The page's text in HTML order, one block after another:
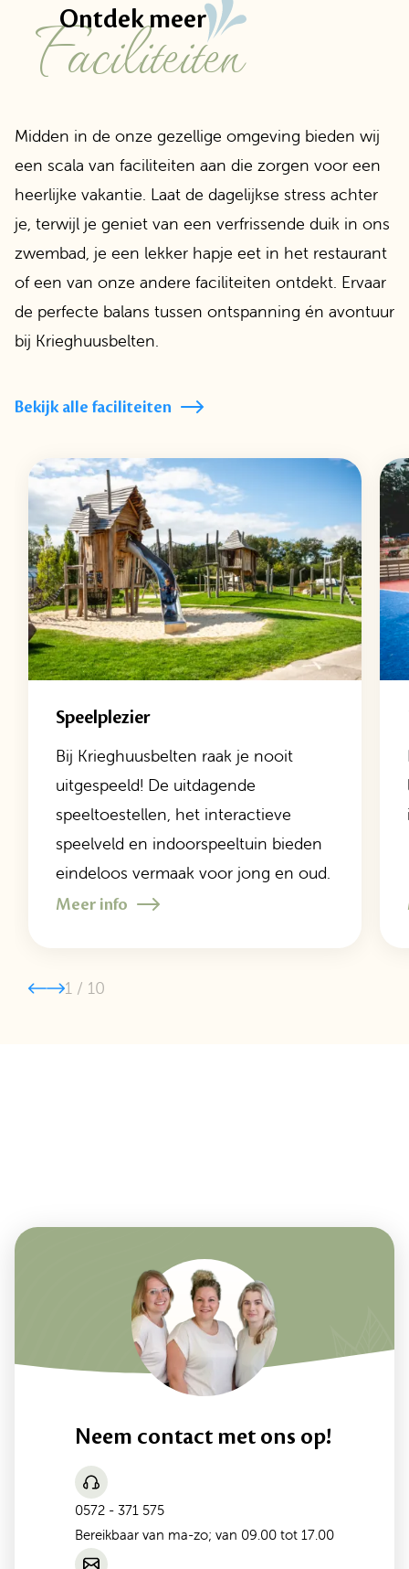
Ontdek meer
faciliteiten
Midden in de onze gezellige omgeving bieden wij
een scala van faciliteiten aan die zorgen voor een
heerlijke vakantie. Laat de dagelijkse stress achter
je, terwijl je geniet van een verfrissende duik in ons
zwembad, je een lekker hapje eet in het restaurant
of een van onze andere faciliteiten ontdekt. Ervaar
de perfecte balans tussen ontspanning én avontuur
bij Krieghuusbelten.
Bekijk alle faciliteiten
Speelplezier
Bij Krieghuusbelten raak je nooit
uitgespeeld! De uitdagende
speeltoestellen, het interactieve
speelveld en indoorspeeltuin bieden
eindeloos vermaak voor jong en oud.
Meer info
1 / 10
Neem contact met ons op!
0572 - 371 575
Bereikbaar van ma-zo; van 09.00 tot 17.00